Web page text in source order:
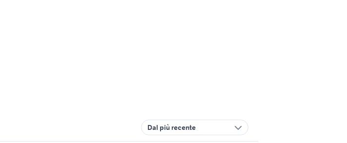
Dal più recente